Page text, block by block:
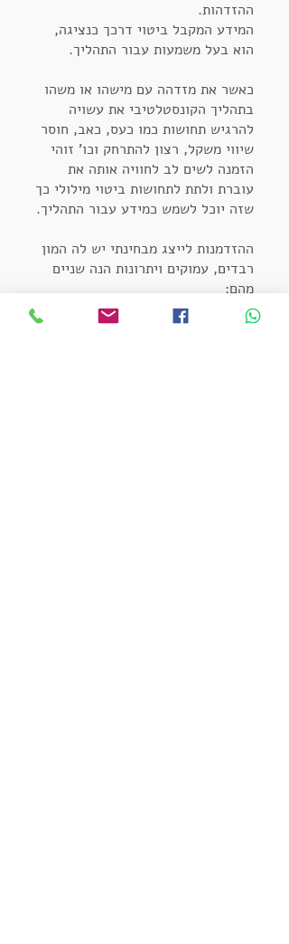
ההזדהות.
המידע המקבל ביטוי דרכך כנציגה,
הוא בעל משמעות עבור התהליך.
כאשר את מזדהה עם מישהו או משהו
בתהליך הקונסטלטיבי את עשויה
להרגיש תחושות כמו כעס, כאב, חוסר
שיווי משקל, רצון להתרחק וכו' זוהי
הזמנה לשים לב לחוויה אותה את
עוברת ולתת לתחושות ביטוי מילולי כך
שזה יוכל לשמש כמידע עבור התהליך.
ההזדמנות לייצג מבחינתי יש לה המון
רבדים, עמוקים ויתרונות הנה שניים
מהם:
האפשרות להזדהות מתוך כוונה ובתוך
סשן מוחזק מאפשרת ללמוד ולהכיר